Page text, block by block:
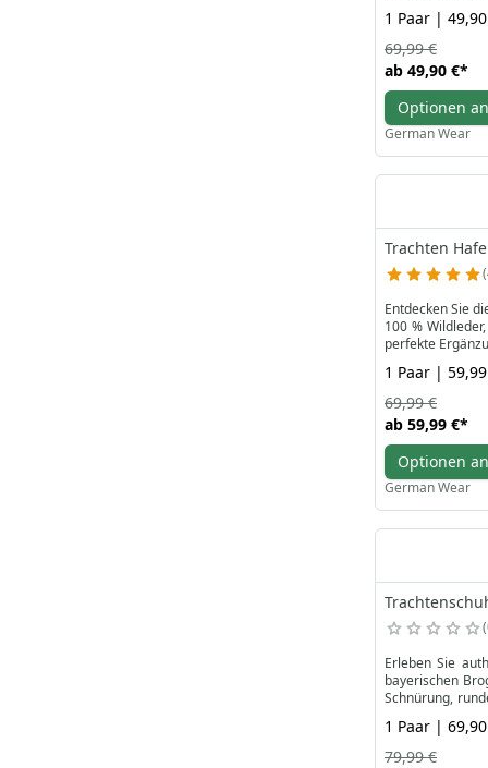
Erhältlich in drei
Sie jetzt online,
1 Paar |
ab 49,90 €*
69,99 €
Optionen
German Wear
Trachten
Entdecken Sie
100 %
perfekte
Mit einer
machen sie zur
Lederschuhe!
1 Paar |
ab 59,99 €*
69,99 €
Optionen
German Wear
Erleben Sie
bayerischen
Schnürung,
Zum Set
eleganten
1 Paar |
79,99 €